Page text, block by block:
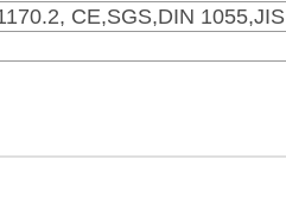
CE,SGS,DIN 1055,JIS